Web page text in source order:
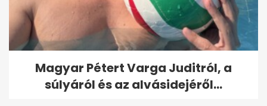
Magyar Pétert Varga Juditról, a
súlyáról és az alvásidejéről...